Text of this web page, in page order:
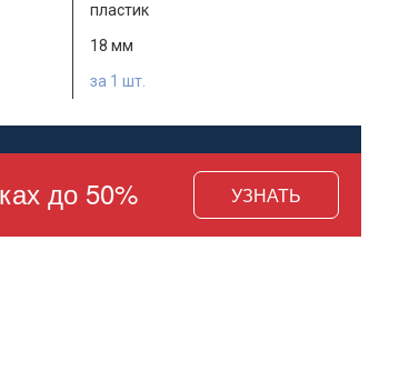
пластик
18 мм
за 1 шт.
до 50% УЗНАТЬ